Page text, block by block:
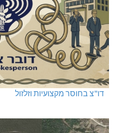
דו"צ בחוסר מקצועיות וזלזול